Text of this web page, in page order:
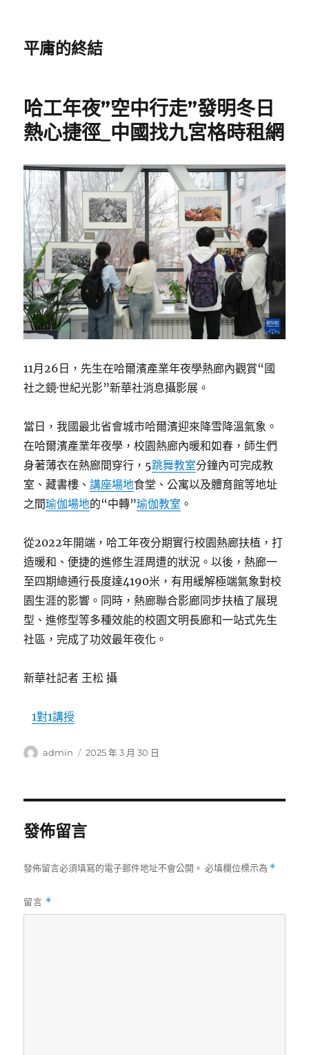
平庸的終結
哈工年夜”空中行走”發明冬日
熱心捷徑_中國找九宮格時租網
11月26日，先生在哈爾濱產業年夜學熱廊內觀賞“國
社之鏡·世紀光影”新華社消息攝影展。
當日，我國最北省會城市哈爾濱迎來降雪降溫氣象。
在哈爾濱產業年夜學，校園熱廊內暖和如春，師生們
身著薄衣在熱廊間穿行，5跳舞教室分鐘內可完成教
室、藏書樓、講座場地食堂、公寓以及體育館等地址
之間瑜伽場地的“中轉”瑜伽教室 。
從2022年開端，哈工年夜分期實行校園熱廊扶植，打
造暖和、便捷的進修生涯周遭的狀況。以後，熱廊一
至四期總通行長度達4190米，有用緩解極端氣象對校
園生涯的影響。同時，熱廊聯合影廊同步扶植了展現
型、進修型等多種效能的校園文明長廊和一站式先生
社區，完成了功效最年夜化。
新華社記者 王松 攝
1對1講授
作
admin
發
2025 年 3 月 30 日
發佈留言
發佈留言必須填寫的電子郵件地址不會公開。 必填欄位標示為 *
留言 *